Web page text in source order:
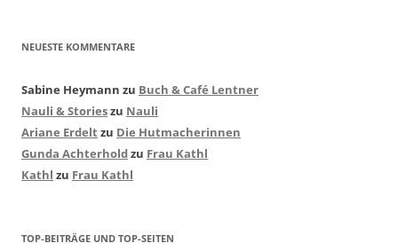
NEUESTE KOMMENTARE
Sabine Heymann zu Buch & Café Lentner
Nauli & Storieszu Nauli
Ariane Erdelt zu Die Hutmacherinnen
Gunda Achterholdzu Frau Kathl
Kathl zu Frau Kathl
TOP-BEITRÄGE UND TOP-SEITEN